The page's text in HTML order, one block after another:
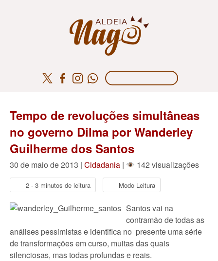
Tempo de revoluções simultâneas
no governo Dilma por Wanderley
Guilherme dos Santos
30 de maio de 2013 | Cidadania | 142 visualizações
2 - 3 minutos de leitura Modo Leitura
Santos vai na
contramão de todas as
análises pessimistas e identifica no presente uma série
de transformações em curso, muitas das quais
silenciosas, mas todas profundas e reais.